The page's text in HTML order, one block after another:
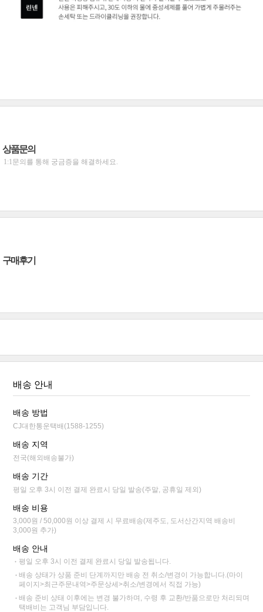
상품문의
1:1문의를 통해 궁금증을 해결하세요.
구매후기
배송 안내
배송 방법
CJ대한통운택배(1588-1255)
배송 지역
전국(해외배송불가)
배송 기간
평일 오후 3시 이전 결제 완료시 당일 발송(주말, 공휴일 제외)
배송 비용
3,000원 / 50,000원 이상 결제 시 무료배송(제주도, 도서산간지역 배송비
3,000원 추가)
배송 안내
평일 오후 3시 이전 결제 완료시 당일 발송됩니다.
배송 상태가 상품 준비 단계까지만 배송 전 취소/변경이 가능합니다.(마이
페이지>최근주문내역>주문상세>취소/변경에서 직접 가능)
배송 준비 상태 이후에는 변경 불가하며, 수령 후 교환/반품으로만 처리되며
택배비는 고객님 부담입니다.